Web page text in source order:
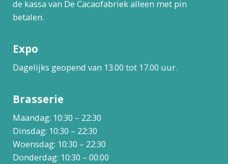
de kassa van De Cacaofabriek alleen met pin
betalen.
Expo
Dagelijks geopend van 13.00 tot 17.00 uur.
Brasserie
Maandag: 10:30 – 22:30
Dinsdag: 10:30 – 22:30
Woensdag: 10:30 – 22:30
Donderdag: 10:30 – 00:00